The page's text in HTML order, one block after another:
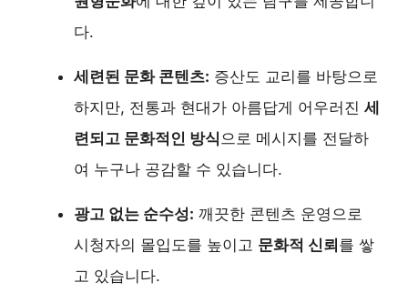
다.
세련된 문화 콘텐츠: 증산도 교리를 바탕으로
하지만, 전통과 현대가 아름답게 어우러진 세
련되고 문화적인 방식 으로 메시지를 전달하
여 누구나 공감할 수 있습니다.
광고 없는 순수성: 깨끗한 콘텐츠 운영으로
시청자의 몰입도를 높이고 문화적 신뢰를 쌓
고 있습니다.